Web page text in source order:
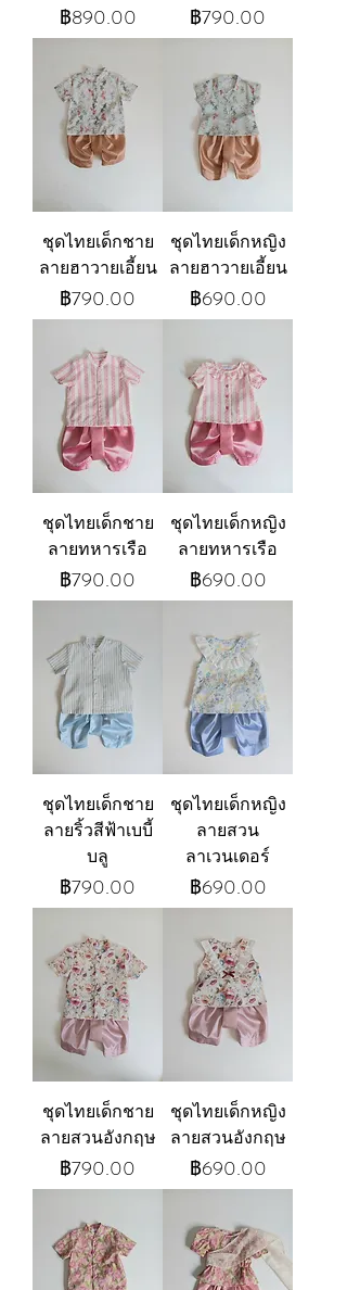
ราคา
฿890.00 ราคา
฿790.00
ชุดไทยเด็กชาย
ลายฮาวายเอี้ยน
ราคา
฿790.00
ชุดไทยเด็กหญิง
ลายฮาวายเอี้ยน
ราคา
฿690.00
ชุดไทยเด็กชาย
ลายทหารเรือ
ราคา
฿790.00
ชุดไทยเด็กหญิง
ลายทหารเรือ
ราคา
฿690.00
ชุดไทยเด็กชาย
ลายริ้วสีฟ้าเบบี้
บลู
ราคา
฿790.00
ชุดไทยเด็กหญิง
ลายสวน
ลาเวนเดอร์
ราคา
฿690.00
ชุดไทยเด็กชาย
ลายสวนอังกฤษ
ราคา
฿790.00
ชุดไทยเด็กหญิง
ลายสวนอังกฤษ
ราคา
฿690.00